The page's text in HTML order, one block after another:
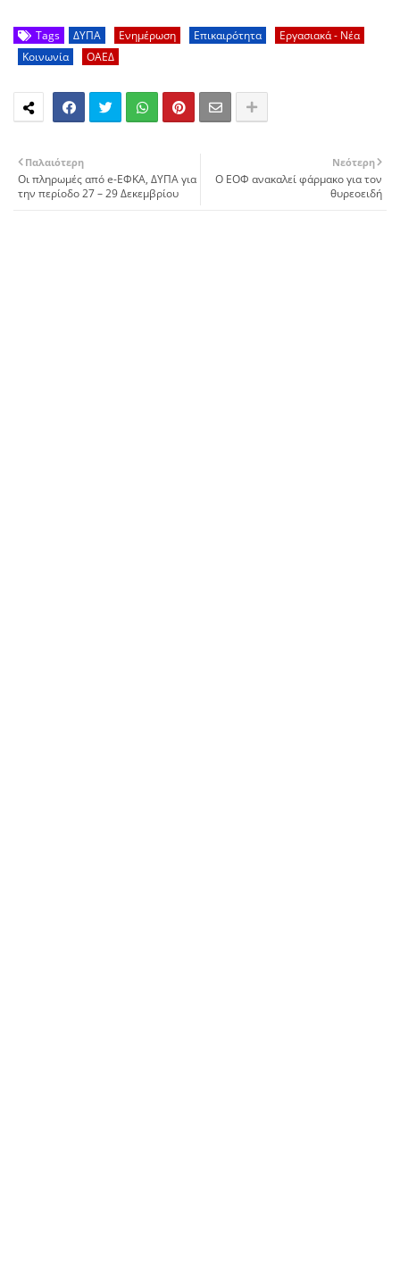
Tags ΔΥΠΑ Ενημέρωση Επικαιρότητα
Εργασιακά - Νέα
Κοινωνία
ΟΑΕΔ
Νεότερη
Ο ΕΟΦ ανακαλεί φάρμακο για τον
θυρεοειδή
Παλαιότερη
Οι πληρωμές από e-ΕΦΚΑ, ΔΥΠΑ για
την περίοδο 27 – 29 Δεκεμβρίου